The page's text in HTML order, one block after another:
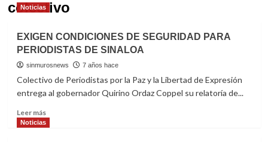
colectivo
Noticias
EXIGEN CONDICIONES DE SEGURIDAD PARA
PERIODISTAS DE SINALOA
sinmurosnews 7 años hace
Colectivo de Periodistas por la Paz y la Libertad de Expresión
entrega al gobernador Quirino Ordaz Coppel su relatoría de...
Leer másRead
more
Noticias